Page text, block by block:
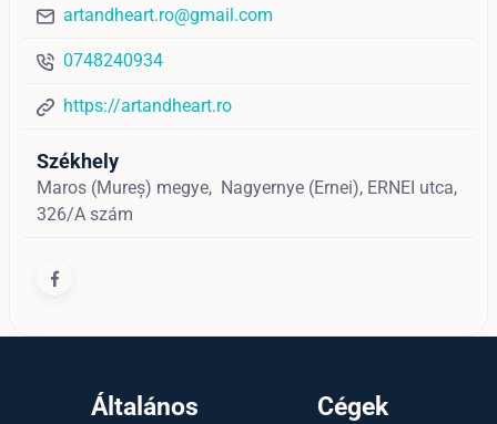
artandheart.ro@gmail.com
0748240934
https://artandheart.ro
Székhely
Maros (Mureș) megye, Nagyernye (Ernei), ERNEI utca,
326/A szám
Általános Cégek